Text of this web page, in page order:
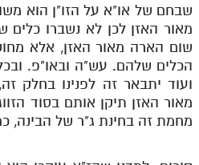
שבחם של או"א על הזו"ן הוא
מאור האזן לכן לא נשברו כלים
שום הארה מאור האזן, אלא
הכלים שלהם. עש"ה ובאו"פ.
ועוד יתבאר זה לפנינו בחלק
מאור האזן תיקן אותם בסוד
מחמת זה בחינת ג"ר של הבינה,